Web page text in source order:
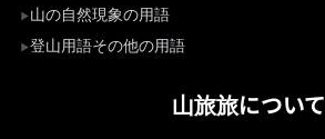
山の自然現象の用語
登山用語その他の用語
山旅旅について